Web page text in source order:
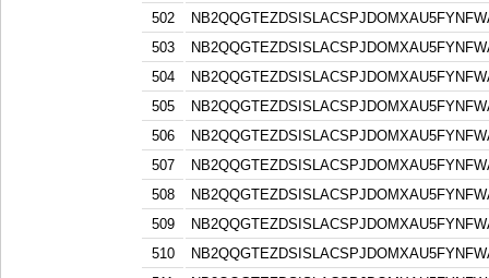
502
503
504
505
506
507
508
509
510